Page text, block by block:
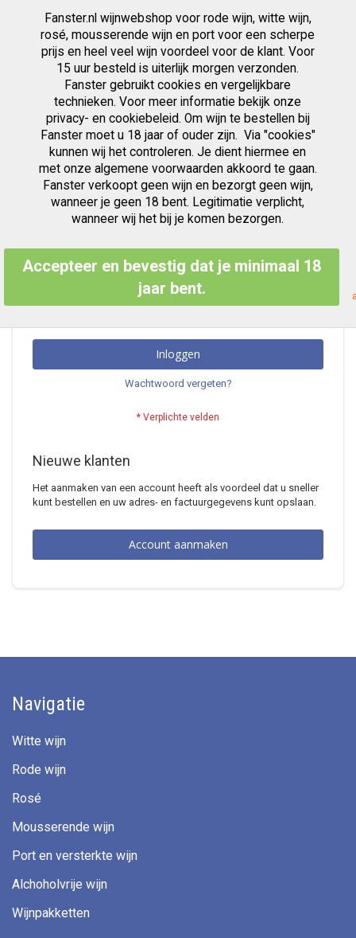
Fanster.nl wijnwebshop voor rode wijn, witte wijn,
rosé, mousserende wijn en port voor een scherpe
prijs en heel veel wijn voordeel voor de klant. Voor
15 uur besteld is uiterlijk morgen verzonden.
Fanster gebruikt cookies en vergelijkbare
technieken. Voor meer informatie bekijk onze
privacy- en cookiebeleid. Om wijn te bestellen bij
Fanster moet u 18 jaar of ouder zijn. Via "cookies"
kunnen wij het controleren. Je dient hiermee en
met onze algemene voorwaarden akkoord te gaan.
Fanster verkoopt geen wijn en bezorgt geen wijn,
wanneer je geen 18 bent. Legitimatie verplicht,
wanneer wij het bij je komen bezorgen.
Accepteer en bevestig dat je minimaal 18
jaar bent.
Zoek
inhoud
Klant Login
Geregistreerde Klanten
Als u een account hebt, meld u dan aan met uw e-mailadres.
E-mailadres
Inloggen
Wachtwoord vergeten?
Nieuwe klanten
Het aanmaken van een account heeft als voordeel dat u sneller
kunt bestellen en uw adres- en factuurgegevens kunt opslaan.
Account aanmaken
Navigatie
Witte wijn
Rode wijn
Rosé
Mousserende wijn
Port en versterkte wijn
Alchoholvrije wijn
Wijnpakketten